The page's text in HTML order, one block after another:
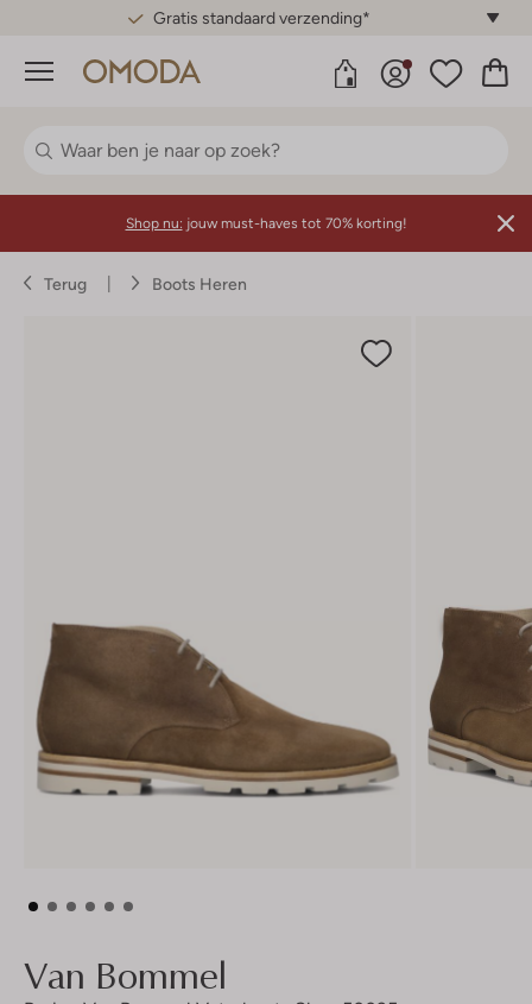
Gratis standaard verzending*
Menu
Shop nu: jouw must-haves tot 70% korting!
Terug Boots Heren
Van Bommel